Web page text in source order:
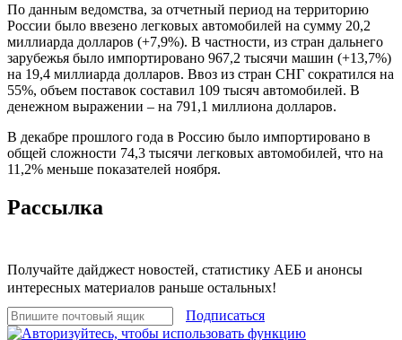
По данным ведомства, за отчетный период на территорию
России было ввезено легковых автомобилей на сумму 20,2
миллиарда долларов (+7,9%). В частности, из стран дальнего
зарубежья было импортировано 967,2 тысячи машин (+13,7%)
на 19,4 миллиарда долларов. Ввоз из стран СНГ сократился на
55%, объем поставок составил 109 тысяч автомобилей. В
денежном выражении – на 791,1 миллиона долларов.
В декабре прошлого года в Россию было импортировано в
общей сложности 74,3 тысячи легковых автомобилей, что на
11,2% меньше показателей ноября.
Рассылка
Получайте дайджест новостей, статистику АЕБ и анонсы
интересных материалов раньше остальных!
Подписаться